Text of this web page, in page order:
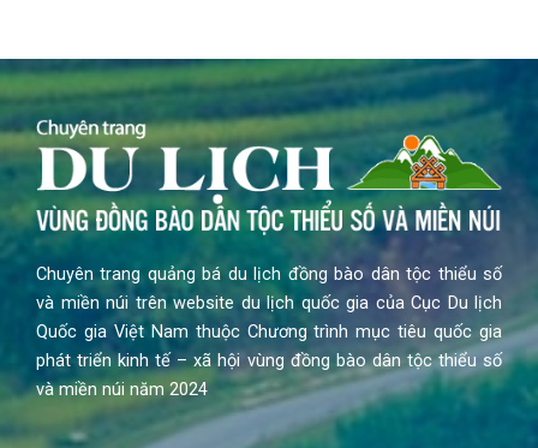
Chuyên trang quảng bá du lịch đồng bào dân tộc thiểu số
và miền núi trên website du lịch quốc gia của Cục Du lịch
Quốc gia Việt Nam thuộc Chương trình mục tiêu quốc gia
phát triển kinh tế – xã hội vùng đồng bào dân tộc thiểu số
và miền núi năm 2024